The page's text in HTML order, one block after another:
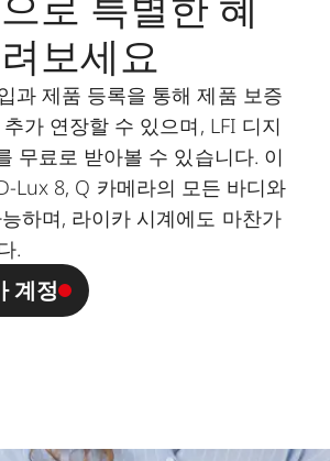
보세요
과 제품 등록을 통해 제품 보증
가 연장할 수 있으며, LFI 디지
무료로 받아볼 수 있습니다. 이
Lux 8, Q 카메라의 모든 바디와
하며, 라이카 시계에도 마찬가
.
계정